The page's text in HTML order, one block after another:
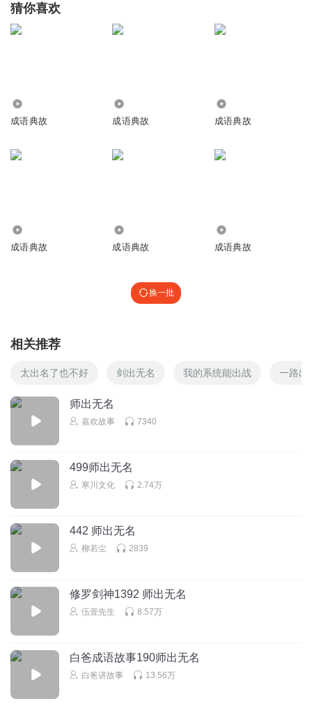
猜你喜欢
成语典故 成语典故 成语典故
成语典故 成语典故 成语典故
换一批
相关推荐
太出名了也不好 剑出无名 我的系统能出战 一路出
师出无名
嘉欢故事 7340
499师出无名
寒川文化 2.74万
442 师出无名
柳若尘 2839
修罗剑神1392 师出无名
伍壹先生 8.57万
白爸成语故事190师出无名
白爸讲故事 13.56万